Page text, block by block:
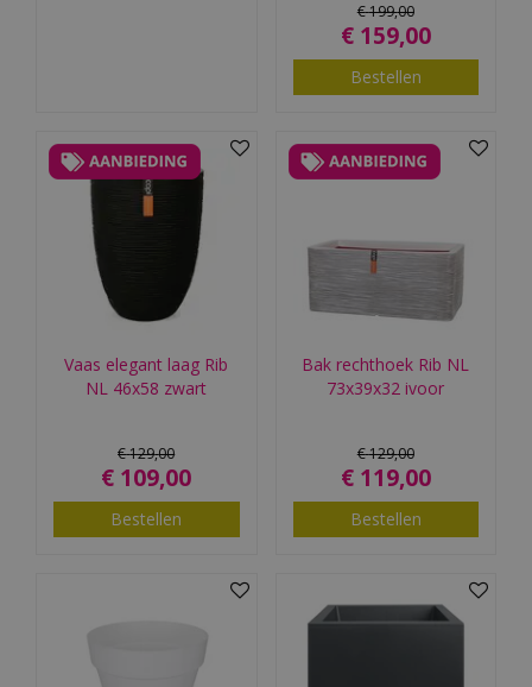
€199,00
€ 159,00
Bestellen
Vaas elegant laag Rib
NL 46x58 zwart
€129,00
€ 109,00
Bestellen
Bak rechthoek Rib NL
73x39x32 ivoor
€129,00
€ 119,00
Bestellen